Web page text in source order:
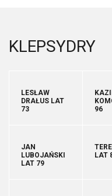
KLEPSYDRY
LESŁAW
DRAŁUS LAT
73
96
JAN
LUBOJAŃSKI
LAT 79
LAT